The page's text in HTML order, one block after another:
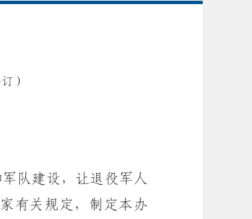
）
队建设，让退役军人
有关规定，制定本办